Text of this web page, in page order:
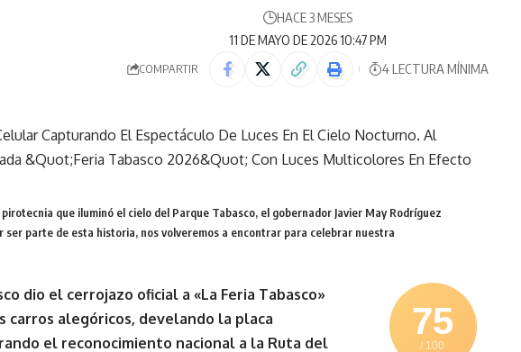
11 DE MAYO DE 2026 10:47 PM
HACE 3 MESES
COMPARTIR 4 LECTURA MÍNIMA
que iluminó el cielo del Parque Tabasco, el gobernador Javier May Rodríguez
ser parte de esta historia, nos volveremos a encontrar para celebrar nuestra
75
/ 100
dio el cerrojazo oficial a «La Feria Tabasco»
carros alegóricos, develando la placa
el reconocimiento nacional a la Ruta del